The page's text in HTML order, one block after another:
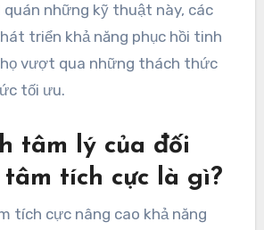
những kỹ thuật này, các
triển khả năng phục hồi tinh
vượt qua những thách thức
tối ưu.
tâm lý của đối
tích cực là gì?
tích cực nâng cao khả năng